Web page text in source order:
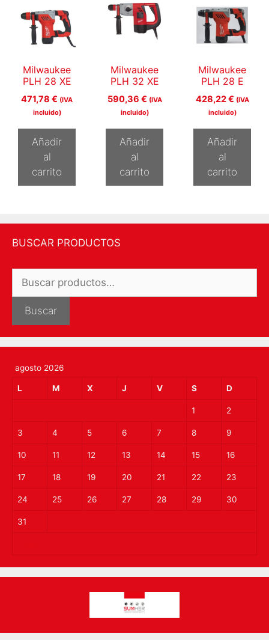
Milwaukee
PLH 28 XE
471,78 € (IVA
incluido)
Añadir
al
carrito
Milwaukee
PLH 32 XE
590,36 € (IVA
incluido)
Añadir
al
carrito
Milwaukee
PLH 28 E
428,22€ (IVA
incluido)
Añadir
al
carrito
BUSCAR PRODUCTOS
Buscar
Buscar
agosto 2026
L M X J V S D
1 2
3 4 5 6 7 8 9
10 11 12 13 14 15 16
17 18 19 20 21 22 23
24 25 26 27 28 29 30
31